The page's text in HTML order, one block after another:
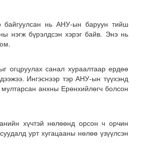
байгуулсан нь АНУ-ын баруун тийш
нэгж бүрэлдсэн хэрэг байв. Энэ нь
санал хураалтаар ердөө
Ингэснээр тэр АНУ-ын түүхэнд
анхны Ерөнхийлөгч болсон
хүчтэй нөлөөнд орсон ч орчин
урт хугацааны нөлөө үзүүлсэн